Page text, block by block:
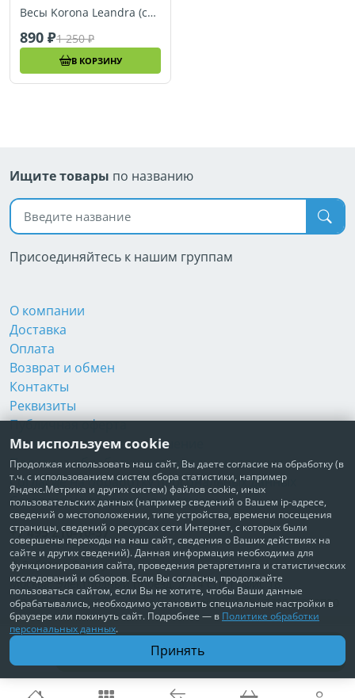
Весы Korona Leandra (стекло), уценка
890 1 250
В КОРЗИНУ
В корзину
Доставим по всей России
Ищите товары по названию
Поиск по названию
Присоединяйтесь к нашим группам
О компании
Доставка
Оплата
Возврат и обмен
Контакты
Реквизиты
Публичная оферта
Пользовательское соглашение
Политика обработки персональных данных
Согласие на обработку персональных данных
Согласие на рекламные рассылки
+7 495 210-10-57
© Забота о Вас.ру
Москва, Электродный проезд, д. 14 стр.1 офис 18
ИП Максимова Татьяна Александровна · ИНН 772006379720
Мы используем cookie
Продолжая использовать наш сайт, Вы даете согласие на обработку (в
т.ч. с использованием систем сбора статистики, например
Яндекс.Метрика и других систем) файлов cookie, иных
пользовательских данных (например сведений о Вашем ip-адресе,
сведений о местоположении, типе устройства, времени посещения
страницы, сведений о ресурсах сети Интернет, с которых были
совершены переходы на наш сайт, сведения о Ваших действиях на
сайте и других сведений). Данная информация необходима для
функционирования сайта, проведения ретаргетинга и статистических
исследований и обзоров. Если Вы согласны, продолжайте
пользоваться сайтом, если Вы не хотите, чтобы Ваши данные
обрабатывались, необходимо установить специальные настройки в
браузере или покинуть сайт. Подробнее — в Политике обработки
персональных данных.
Принять